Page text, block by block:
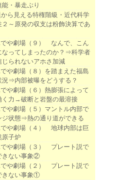
・暴走ぶり
から見える特権階級・近代科学
２～原発の収支は粉飾決算であ
や劇場（９） なんで、こん
なってしまったのか？⇒科学者
じられないアホさ加減
や劇場（８）を踏まえた福島
況⇒内部被曝をどうする？
や劇場（６）熱膨張によって
く力→破断と岩盤の最溶接
や劇場（５）マントル内部で
ジ状態⇒熱の通り道ができる
や劇場（４） 地球内部は巨
原子炉
でや劇場（３） プレート説で
きない事象②
でや劇場（２） プレート説で
きない事象①